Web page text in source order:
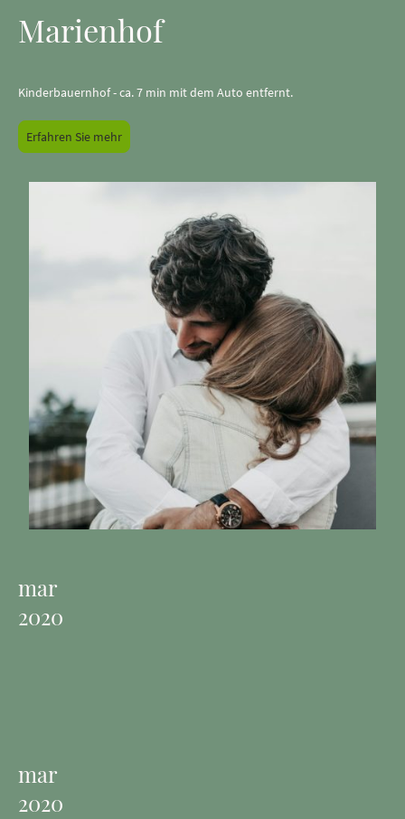
Marienhof
Kinderbauernhof - ca. 7 min mit dem Auto entfernt.
Erfahren Sie mehr
mar
2020
mar
2020